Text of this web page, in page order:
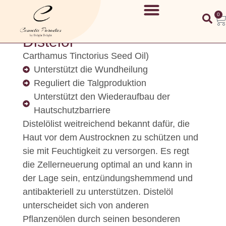
0
Distelöl
Carthamus Tinctorius Seed Oil)
Unterstützt die Wundheilung
Reguliert die Talgproduktion
Unterstützt den Wiederaufbau der
Hautschutzbarriere
Distelölist weitreichend bekannt dafür, die
Haut vor dem Austrocknen zu schützen und
sie mit Feuchtigkeit zu versorgen. Es regt
die Zellerneuerung optimal an und kann in
der Lage sein, entzündungshemmend und
antibakteriell zu unterstützen. Distelöl
unterscheidet sich von anderen
Pflanzenölen durch seinen besonderen